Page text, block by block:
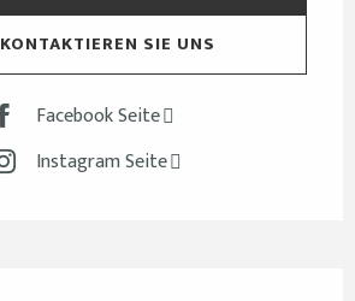
KONTAKTIEREN SIE UNS
Facebook Seite
Instagram Seite